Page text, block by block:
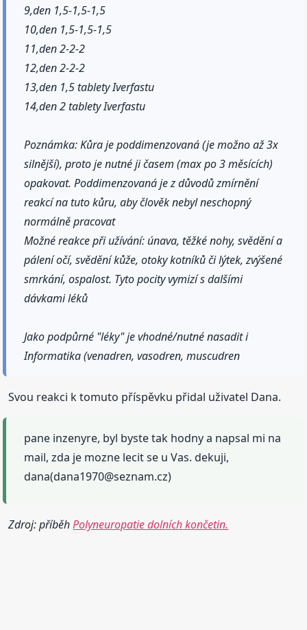
9,den 1,5-1,5-1,5
10,den 1,5-1,5-1,5
11,den 2-2-2
12,den 2-2-2
13,den 1,5 tablety Iverfastu
14,den 2 tablety Iverfastu
Poznámka: Kůra je poddimenzovaná (je možno až 3x
silnější), proto je nutné ji časem (max po 3 měsících)
opakovat. Poddimenzovaná je z důvodů zmírnění
reakcí na tuto kůru, aby člověk nebyl neschopný
normálně pracovat
Možné reakce při užívání: únava, těžké nohy, svědění a
pálení očí, svědění kůže, otoky kotníků či lýtek, zvýšené
smrkání, ospalost. Tyto pocity vymizí s dalšími
dávkami léků
Jako podpůrné "léky" je vhodné/nutné nasadit i
Informatika (venadren, vasodren, muscudren
Svou reakci k tomuto příspěvku přidal uživatel Dana.
pane inzenyre, byl byste tak hodny a napsal mi na
mail, zda je mozne lecit se u Vas. dekuji,
dana(dana1970@seznam.cz)
Zdroj: příběhPolyneuropatie dolních končetin.